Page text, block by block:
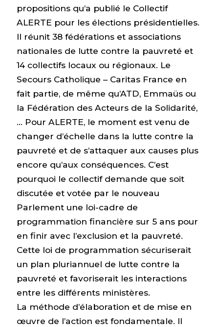
propositions qu’a publié le Collectif
ALERTE pour les élections présidentielles.
Il réunit 38 fédérations et associations
nationales de lutte contre la pauvreté et
14 collectifs locaux ou régionaux. Le
Secours Catholique – Caritas France en
fait partie, de même qu’ATD, Emmaüs ou
la Fédération des Acteurs de la Solidarité,
… Pour ALERTE, le moment est venu de
changer d’échelle dans la lutte contre la
pauvreté et de s’attaquer aux causes plus
encore qu’aux conséquences. C’est
pourquoi le collectif demande que soit
discutée et votée par le nouveau
Parlement une loi-cadre de
programmation financière sur 5 ans pour
en finir avec l’exclusion et la pauvreté.
Cette loi de programmation sécuriserait
un plan pluriannuel de lutte contre la
pauvreté et favoriserait les interactions
entre les différents ministères.
La méthode d’élaboration et de mise en
œuvre de l’action est fondamentale. Il